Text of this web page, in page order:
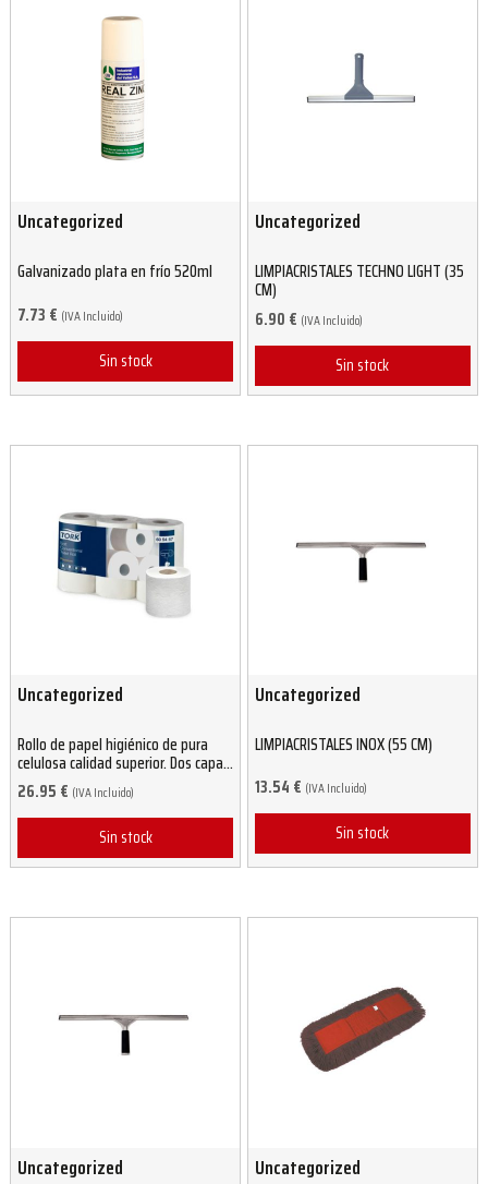
Uncategorized
Galvanizado plata en frío 520ml
7.73 € (IVA Incluido)
Sin stock
Uncategorized
LIMPIACRISTALES TECHNO LIGHT (35
CM)
6.90 € (IVA Incluido)
Sin stock
Uncategorized
Rollo de papel higiénico de pura
celulosa calidad superior. Dos capas
(108 unidades)
26.95 € (IVA Incluido)
Sin stock
Uncategorized
LIMPIACRISTALES INOX (55 CM)
13.54 € (IVA Incluido)
Sin stock
Uncategorized Uncategorized